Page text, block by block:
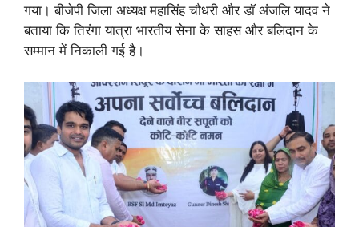
गया। बीजेपी जिला अध्यक्ष महासिंह चौधरी और डॉ अंजलि यादव ने
बताया कि तिरंगा यात्रा भारतीय सेना के साहस और बलिदान के
सम्मान में निकाली गई है।